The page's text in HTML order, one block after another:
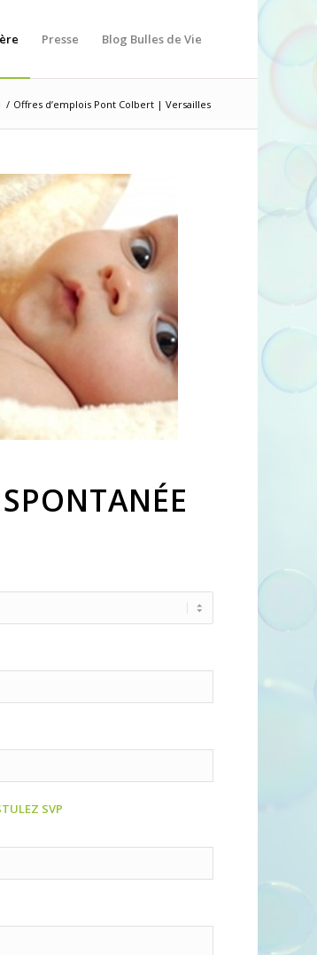
Presse Blog Bulles de Vie
/ Offres d’emplois Pont Colbert | Versailles
SVP